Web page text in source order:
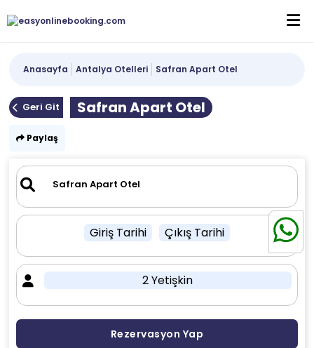
Anasayfa Antalya Otelleri Safran Apart Otel
Geri Git Safran Apart Otel
Paylaş
Giriş Tarihi Çıkış Tarihi
2 Yetişkin
Rezervasyon Yap